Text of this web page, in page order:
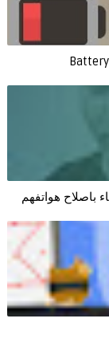
باصلاح هواتفهم